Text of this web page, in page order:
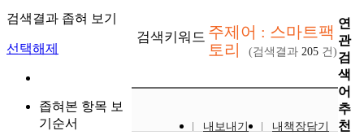
검색결과 좁혀 보기
선택해제
좁혀본 항목 보
기순서
검색키워드 주제어 : 스마트팩
토리
(검색결과 205 건)
내보내기
내책장담기
연
관
검
색
어
추
천